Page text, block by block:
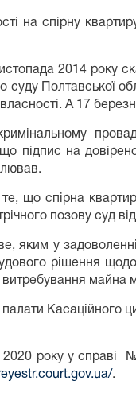
на спірну
2014
суду Полтавської
А 17
підпис на
те, що спірна
позову суд
яким у
рішення
витребування
Касаційного
2020 року у
.